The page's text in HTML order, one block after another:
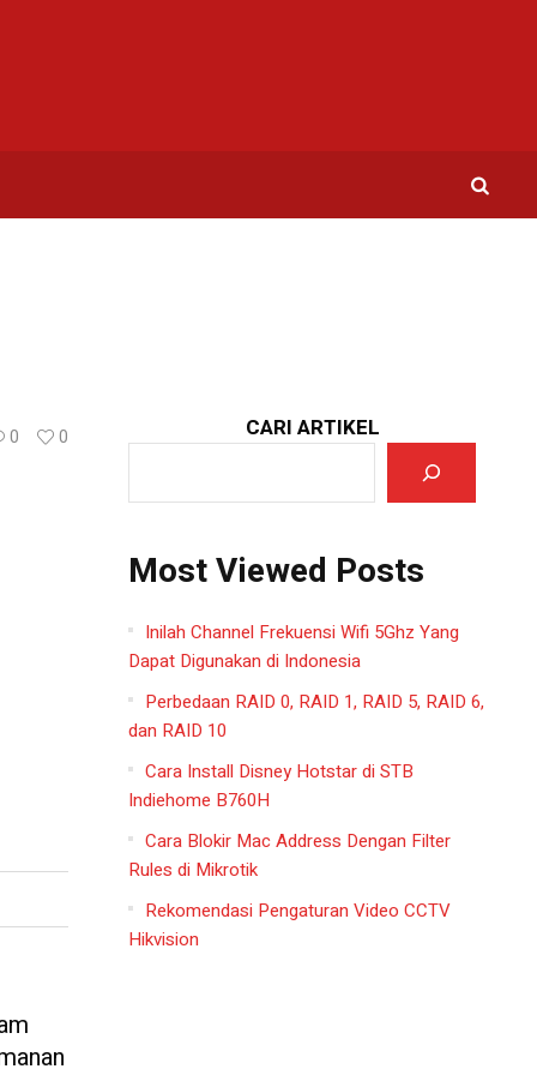
0 0 CARI ARTIKEL
Most Viewed Posts
Inilah Channel Frekuensi Wifi 5Ghz Yang
Dapat Digunakan di Indonesia
Perbedaan RAID 0, RAID 1, RAID 5, RAID 6,
dan RAID 10
Cara Install Disney Hotstar di STB
Indiehome B760H
Cara Blokir Mac Address Dengan Filter
Rules di Mikrotik
Rekomendasi Pengaturan Video CCTV
Hikvision